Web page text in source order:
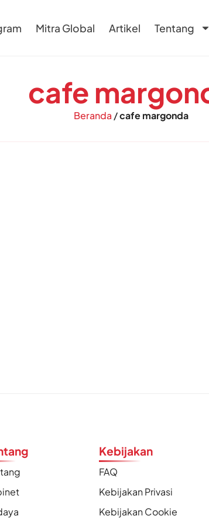
Mitra Global Artikel Tentang
cafe
Beranda /cafe margonda
Kebijakan
FAQ
Kebijakan Privasi
Kebijakan Cookie